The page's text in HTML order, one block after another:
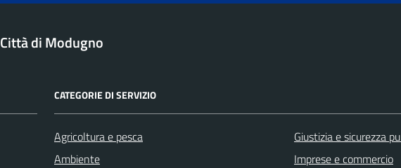
Città di Modugno
CATEGORIE DI SERVIZIO
Agricoltura e pesca
Ambiente
Giustizia e sicurezza
Imprese e commercio